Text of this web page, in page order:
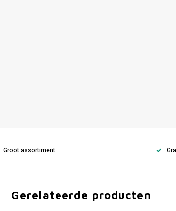
Groot assortiment
Gerelateerde producten